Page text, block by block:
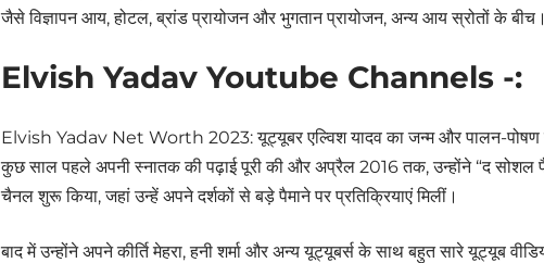
जैसे विज्ञापन आय, होटल, ब्रांड प्रायोजन और भुगतान प्रायोजन, अन्य आय स्रोतों के बीच।
Elvish Yadav Youtube Channels -:
Elvish Yadav Net Worth 2023: यूट्यूबर एल्विश यादव का जन्म और पालन-पोषण
कुछ साल पहले अपनी स्नातक की पढ़ाई पूरी की और अप्रैल 2016 तक, उन्होंने “द सोशल
चैनल शुरू किया, जहां उन्हें अपने दर्शकों से बड़े पैमाने पर प्रतिक्रियाएं मिलीं।
बाद में उन्होंने अपने कीर्ति मेहरा, हनी शर्मा और अन्य यूट्यूबर्स के साथ बहुत सारे यूट्यूब